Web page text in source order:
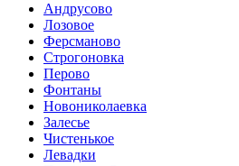
Андрусово
Лозовое
Ферсманово
Строгоновка
Перово
Фонтаны
Новониколаевка
Залесье
Чистенькое
Левадки